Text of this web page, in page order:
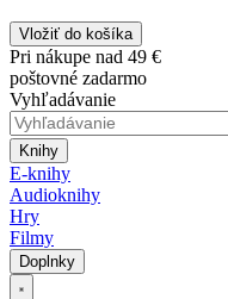
Vložiť do košíka
Pri nákupe nad 49 €
poštovné zadarmo
Vyhľadávanie
Knihy
E-knihy
Audioknihy
Hry
Filmy
Doplnky